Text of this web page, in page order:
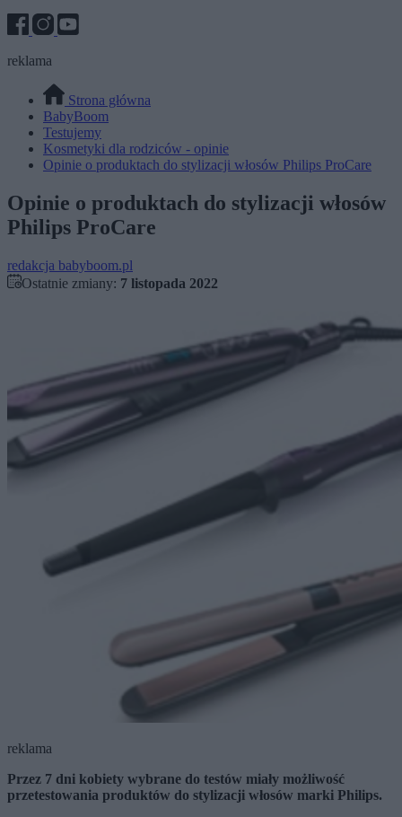
reklama
Strona główna
BabyBoom
Testujemy
Kosmetyki dla rodziców - opinie
Opinie o produktach do stylizacji włosów Philips ProCare
Opinie o produktach do stylizacji włosów
Philips ProCare
redakcja babyboom.pl
Ostatnie zmiany: 7 listopada 2022
reklama
Przez 7 dni kobiety wybrane do testów miały możliwość
przetestowania produktów do stylizacji włosów marki Philips.